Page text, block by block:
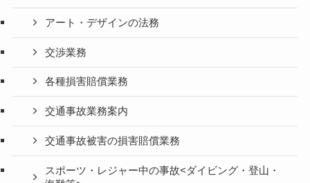
アート・デザインの法務
交渉業務
各種損害賠償業務
交通事故業務案内
交通事故被害の損害賠償業務
スポーツ・レジャー中の事故<ダイビング・登山・